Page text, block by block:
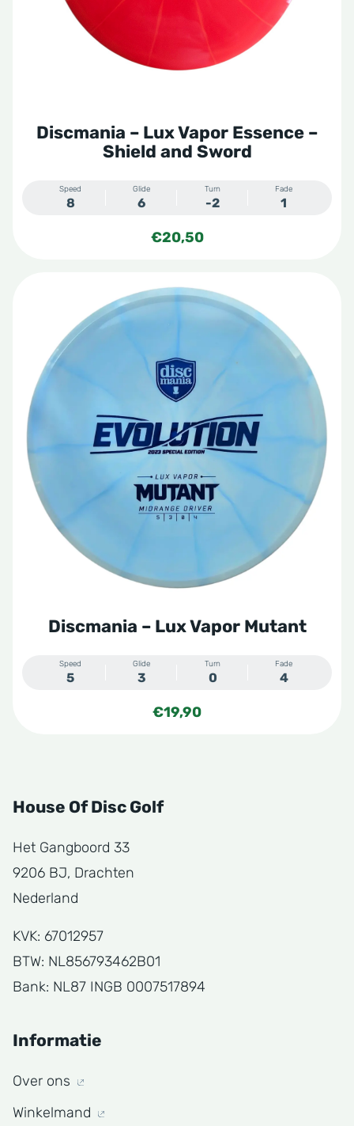
Discmania – Lux Vapor Essence –
Shield and Sword
Speed
8
Glide
6
Turn
-2
Fade
1
€20,50
Discmania – Lux Vapor Mutant
Speed
5
Glide
3
Turn
0
Fade
4
€19,90
House Of Disc Golf
Het Gangboord 33
9206 BJ, Drachten
Nederland
KVK: 67012957
BTW: NL856793462B01
Bank: NL87 INGB 0007517894
Informatie
Over ons
Winkelmand